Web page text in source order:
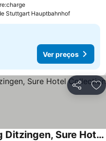
Stuttgart Hauptbahnhof
Ver preços
Partilhar
PLAZA INN Blankenburg Ditzingen, Sure Hotel Collection